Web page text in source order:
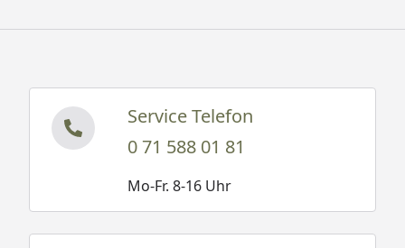
Service Telefon
0 71 588 01 81
Mo-Fr. 8-16 Uhr